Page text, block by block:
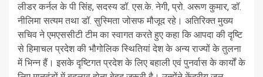
लीडर कर्नल के पी सिंह, सदस्य डॉ. एस.के. नेगी, प्रो. अरूण कुमार, डॉ.
नीलिमा सत्यम तथा डॉ. सुस्मिता जोसफ मौजूद रहे। अतिरिक्त मुख्य
सचिव ने एमएससीटी टीम का स्वागत करते हुए कहा कि आपदा की दृष्टि
से हिमाचल प्रदेश की भौगोलिक स्थितियां देश के अन्य राज्यों के तुलना
में भिन्न हैं। इसके दृष्टिगत प्रदेश के लिए बहाली एवं पुनर्वास के कार्यों के